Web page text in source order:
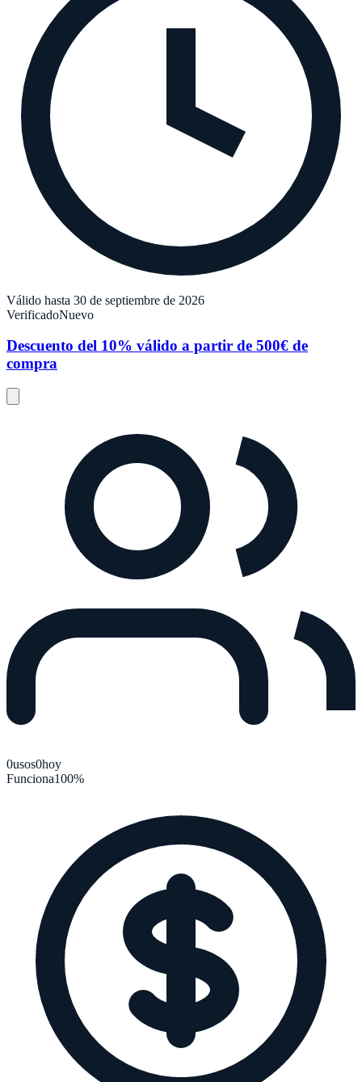
Válido hasta 30 de septiembre de 2026
VerificadoNuevo
Descuento del 10% válido a partir de 500€ de
compra
0usos0hoy
Funciona100%